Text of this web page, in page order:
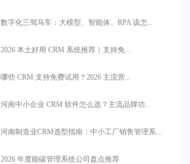
数字化三驾马车：大模型、智能体、RPA 该怎...
2026 本土好用 CRM 系统推荐｜支持免...
哪些 CRM 支持免费试用？2026 主流营...
河南中小企业 CRM 软件怎么选？主流品牌功...
河南制造业CRM选型指南：中小工厂销售管理系...
2026 年度能碳管理系统公司盘点推荐